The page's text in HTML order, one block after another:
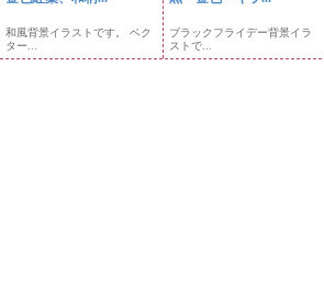
和風背景イラストです。 ベク
ター...
ブラックフライデー背景イラ
ストで...